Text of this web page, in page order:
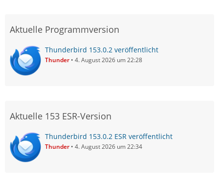
Aktuelle Programmversion
Thunderbird 153.0.2 veröffentlicht
Thunder 4. August 2026 um 22:28
Aktuelle 153 ESR-Version
Thunderbird 153.0.2 ESR veröffentlicht
Thunder 4. August 2026 um 22:34